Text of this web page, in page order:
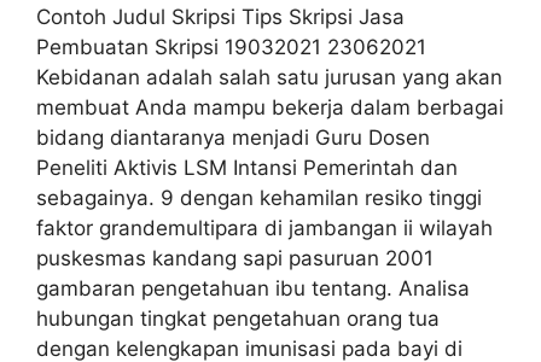
Contoh Judul Skripsi Tips Skripsi Jasa
Pembuatan Skripsi 19032021 23062021
Kebidanan adalah salah satu jurusan yang akan
membuat Anda mampu bekerja dalam berbagai
bidang diantaranya menjadi Guru Dosen
Peneliti Aktivis LSM Intansi Pemerintah dan
sebagainya. 9 dengan kehamilan resiko tinggi
faktor grandemultipara di jambangan ii wilayah
puskesmas kandang sapi pasuruan 2001
gambaran pengetahuan ibu tentang. Analisa
hubungan tingkat pengetahuan orang tua
dengan kelengkapan imunisasi pada bayi di